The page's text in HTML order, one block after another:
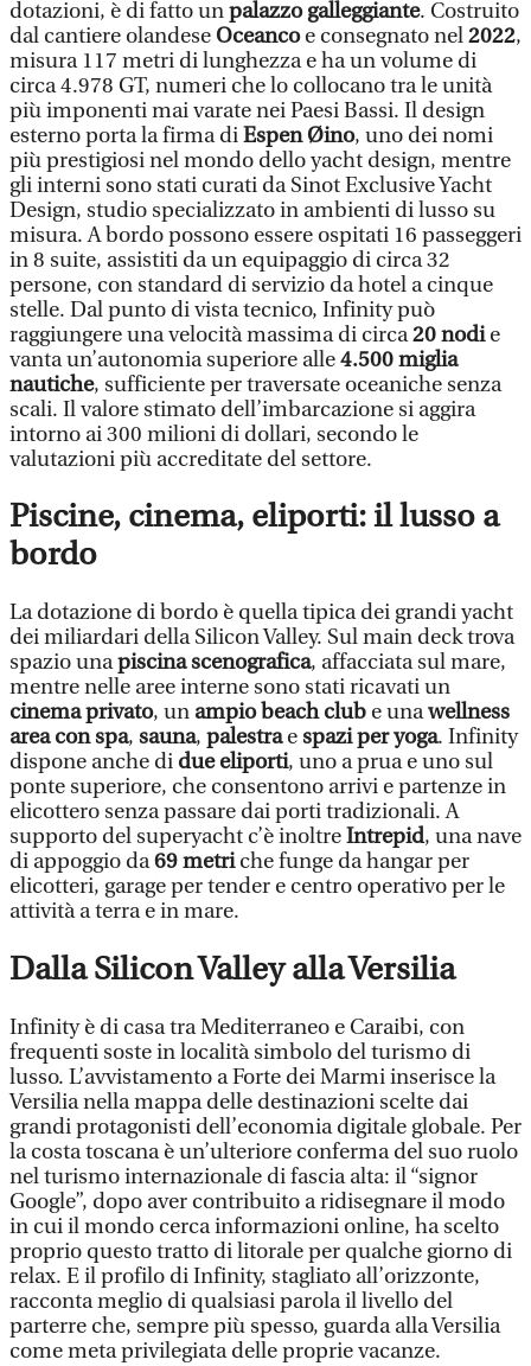
dotazioni, è di fatto unpalazzo galleggiante. Costruito
dal cantiere olandese Oceancoe consegnato nel2022,
misura 117 metri di lunghezza e ha un volume di
circa 4.978 GT, numeri che lo collocano tra le unità
più imponenti mai varate nei Paesi Bassi. Il design
esterno porta la firma diEspen Øino, uno dei nomi
più prestigiosi nel mondo dello yacht design, mentre
gli interni sono stati curati da Sinot Exclusive Yacht
Design, studio specializzato in ambienti di lusso su
misura. A bordo possono essere ospitati 16 passeggeri
in 8 suite, assistiti da un equipaggio di circa 32
persone, con standard di servizio da hotel a cinque
stelle. Dal punto di vista tecnico, Infinity può
raggiungere una velocità massima di circa20 nodie
vanta un’autonomia superiore alle4.500 miglia
nautiche, sufficiente per traversate oceaniche senza
scali. Il valore stimato dell’imbarcazione si aggira
intorno ai 300 milioni di dollari, secondo le
valutazioni più accreditate del settore.
Piscine, cinema, eliporti: il lusso a
bordo
La dotazione di bordo è quella tipica dei grandi yacht
dei miliardari della Silicon Valley. Sul main deck trova
spazio unapiscina scenografica, affacciata sul mare,
mentre nelle aree interne sono stati ricavati un
cinema privato, un ampio beach club e unawellness
area con spa, sauna, palestraespazi per yoga. Infinity
dispone anche di due eliporti, uno a prua e uno sul
ponte superiore, che consentono arrivi e partenze in
elicottero senza passare dai porti tradizionali. A
supporto del superyacht c’è inoltreIntrepid, una nave
di appoggio da69 metriche funge da hangar per
elicotteri, garage per tender e centro operativo per le
attività a terra e in mare.
Dalla Silicon Valley alla Versilia
Infinity è di casa tra Mediterraneo e Caraibi, con
frequenti soste in località simbolo del turismo di
lusso. L’avvistamento a Forte dei Marmi inserisce la
Versilia nella mappa delle destinazioni scelte dai
grandi protagonisti dell’economia digitale globale. Per
la costa toscana è un’ulteriore conferma del suo ruolo
nel turismo internazionale di fascia alta: il “signor
Google”, dopo aver contribuito a ridisegnare il modo
in cui il mondo cerca informazioni online, ha scelto
proprio questo tratto di litorale per qualche giorno di
relax. E il profilo di Infinity, stagliato all’orizzonte,
racconta meglio di qualsiasi parola il livello del
parterre che, sempre più spesso, guarda alla Versilia
come meta privilegiata delle proprie vacanze.